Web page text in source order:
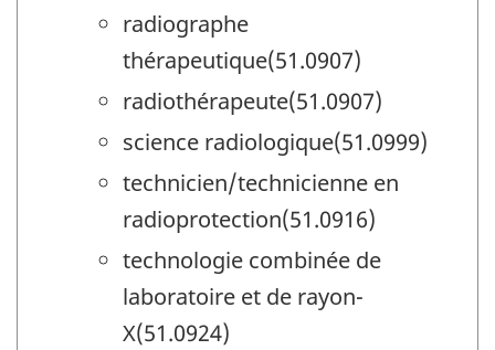
radiographe
thérapeutique(51.0907)
radiothérapeute(51.0907)
science radiologique(51.0999)
technicien/technicienne en
radioprotection(51.0916)
technologie combinée de
laboratoire et de rayon-
X(51.0924)